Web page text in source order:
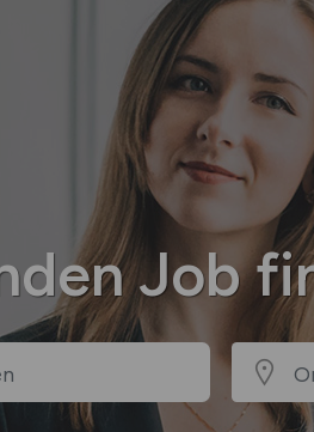
Job